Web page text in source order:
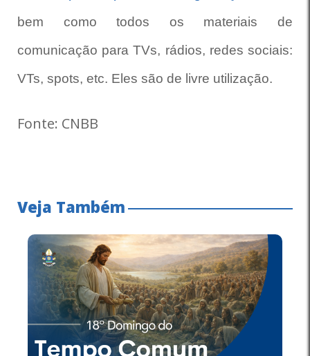
bem como todos os materiais de
comunicação para TVs, rádios, redes sociais:
VTs, spots, etc. Eles são de livre utilização.
Fonte: CNBB
Veja Também